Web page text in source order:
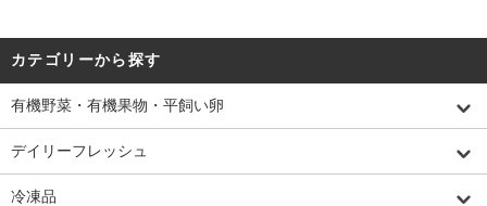
カテゴリーから探す
有機野菜・有機果物・平飼い卵
デイリーフレッシュ
冷凍品